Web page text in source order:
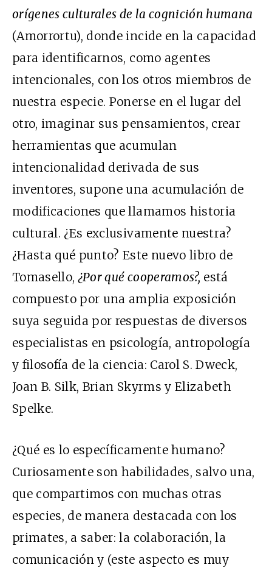
orígenes culturales de la cognición humana
(Amorrortu), donde incide en la capacidad
para identificarnos, como agentes
intencionales, con los otros miembros de
nuestra especie. Ponerse en el lugar del
otro, imaginar sus pensamientos, crear
herramientas que acumulan
intencionalidad derivada de sus
inventores, supone una acumulación de
modificaciones que llamamos historia
cultural. ¿Es exclusivamente nuestra?
¿Hasta qué punto? Este nuevo libro de
Tomasello,¿Por qué cooperamos?, está
compuesto por una amplia exposición
suya seguida por respuestas de diversos
especialistas en psicología, antropología
y filosofía de la ciencia: Carol S. Dweck,
Joan B. Silk, Brian Skyrms y Elizabeth
Spelke.
¿Qué es lo específicamente humano?
Curiosamente son habilidades, salvo una,
que compartimos con muchas otras
especies, de manera destacada con los
primates, a saber: la colaboración, la
comunicación y (este aspecto es muy